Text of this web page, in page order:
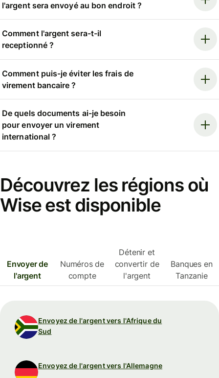
l'argent sera envoyé au bon endroit ?
Comment l'argent sera-t-il
receptionné ?
Comment puis-je éviter les frais de
virement bancaire ?
De quels documents ai-je besoin
pour envoyer un virement
international ?
Découvrez les régions où
Wise est disponible
Envoyer de
l'argent
Numéros de
compte
Détenir et
convertir de
l'argent
Banques en
Tanzanie
Envoyez de l'argent vers l'Afrique du
Sud
Envoyez de l'argent vers l'Allemagne